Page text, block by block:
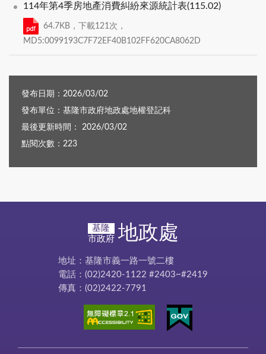
114年第4季房地產消費糾紛來源統計表(115.02)
64.7KB，下載121次，
MD5:0099193C7F72EF40B102FF620CA8062D
發布日期：2026/03/02
發布單位：基隆市政府地政處地權登記科
最後更新時間： 2026/03/02
點閱次數：223
基隆
市政府 地政處
地址：基隆市義一路一號二樓
電話：(02)2420-1122 #2403~#2419
傳真：(02)2422-7791